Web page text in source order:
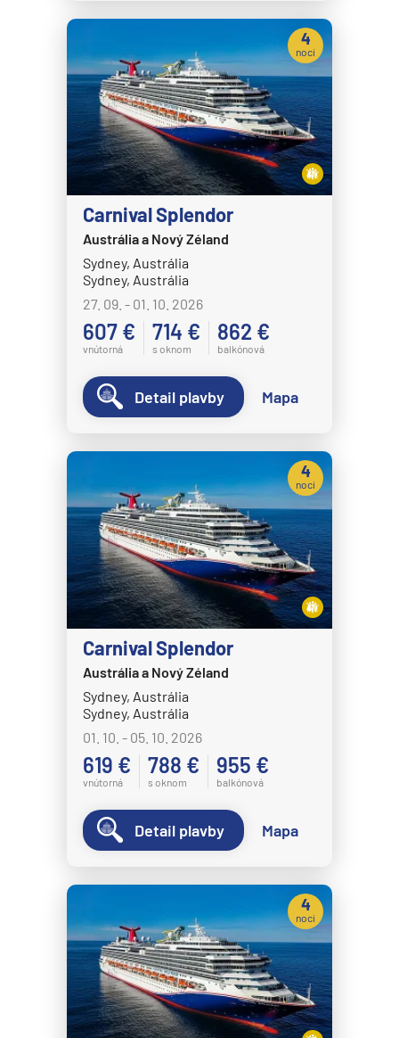
Carnival Splendor
Austrália a Nový Zéland
Sydney, Austrália
Sydney, Austrália
27. 09. - 01. 10. 2026
607 €
vnútorná
714 €
s oknom
862 €
balkónová
4
noci
Detail plavby Mapa
Carnival Splendor
Austrália a Nový Zéland
Sydney, Austrália
Sydney, Austrália
01. 10. - 05. 10. 2026
619 €
vnútorná
788 €
s oknom
955 €
balkónová
4
noci
Detail plavby Mapa
4
noci